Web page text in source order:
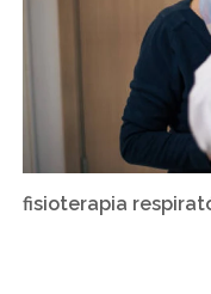
fisioterapia